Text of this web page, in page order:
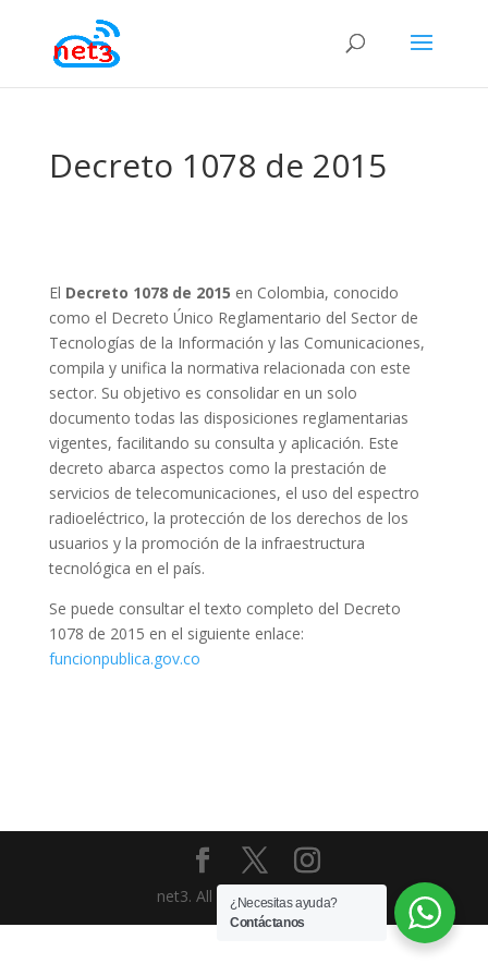
Decreto 1078 de 2015
El Decreto 1078 de 2015 en Colombia, conocido
como el Decreto Único Reglamentario del Sector de
Tecnologías de la Información y las Comunicaciones,
compila y unifica la normativa relacionada con este
sector. Su objetivo es consolidar en un solo
documento todas las disposiciones reglamentarias
vigentes, facilitando su consulta y aplicación. Este
decreto abarca aspectos como la prestación de
servicios de telecomunicaciones, el uso del espectro
radioeléctrico, la protección de los derechos de los
usuarios y la promoción de la infraestructura
tecnológica en el país.
Se puede consultar el texto completo del Decreto
1078 de 2015 en el siguiente enlace:
funcionpublica.gov.co
net3. All Rights Reserved
¿Necesitas ayuda?
Contáctanos